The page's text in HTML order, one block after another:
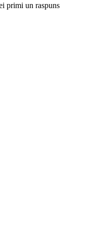
primi un raspuns